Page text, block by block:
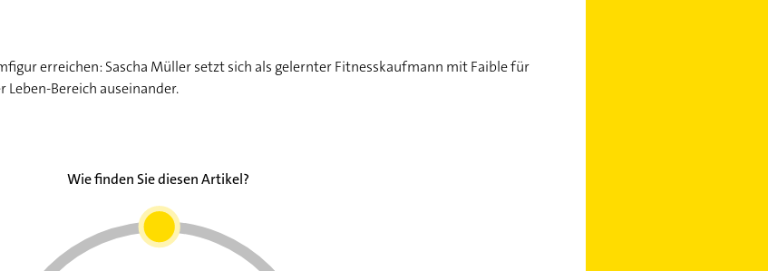
erreichen: Sascha Müller setzt sich als gelernter Fitnesskaufmann mit Faible für
Bereich auseinander.
Wie finden Sie diesen Artikel?